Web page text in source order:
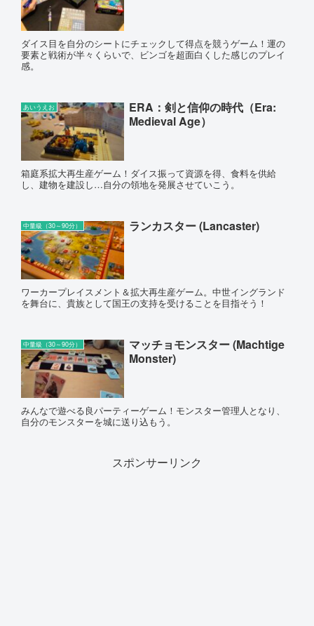
ダイス目を自分のシートにチェックして得点を競うゲーム！運の
要素と戦術が半々くらいで、ビンゴを超面白くした感じのプレイ
感。
あいうえお
ERA：剣と信仰の時代（Era:
Medieval Age）
箱庭系拡大再生産ゲーム！ダイス振って資源を得、食料を供給
し、建物を建設し…自分の領地を発展させていこう。
中量級（30～90分） ランカスター (Lancaster)
ワーカープレイスメント＆拡大再生産ゲーム。中世イングランド
を舞台に、貴族として国王の支持を受けることを目指そう！
中量級（30～90分）
マッチョモンスター (Machtige
Monster)
みんなで遊べる良パーティーゲーム！モンスター管理人となり、
自分のモンスターを城に送り込もう。
スポンサーリンク